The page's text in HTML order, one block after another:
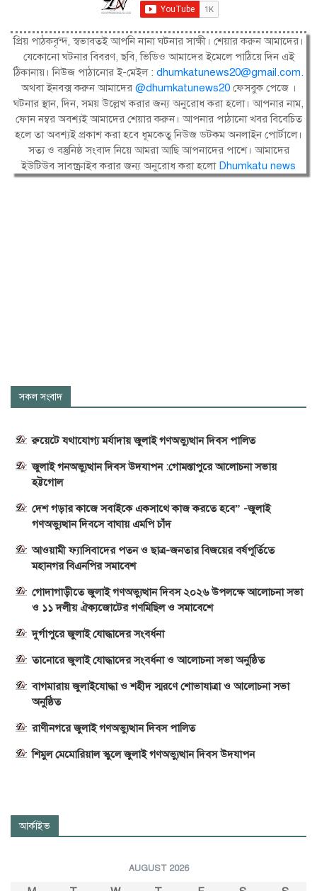
প্রিয় পাঠকবৃন্দ, স্বভাবতই আপনি নানা ঘটনার সাক্ষী। শেয়ার করুন আমাদের।
যেকোনো ঘটনার বিবরণ, ছবি, ভিডিও আমাদের ইমেলে পাঠিয়ে দিন এই
ঠিকানায়। নিউজ পাঠানোর ই-মেইল : dhumkatunews20@gmail.com.
অথবা ইনবক্স করুন আমাদের@dhumkatunews20 ফেসবুক পেজে ।
ঘটনার স্থান, দিন, সময় উল্লেখ করার জন্য অনুরোধ করা হলো। আপনার নাম,
ফোন নম্বর অবশ্যই আমাদের শেয়ার করুন। আপনার পাঠানো খবর বিবেচিত
হলে তা অবশ্যই প্রকাশ করা হবে ধূমকেতু নিউজ ডটকম অনলাইন পোর্টালে।
সত্য ও বস্তুনিষ্ঠ সংবাদ নিয়ে আমরা আছি আপনাদের পাশে। আমাদের
ইউটিউব সাবস্ক্রাইব করার জন্য অনুরোধ করা হলো Dhumkatu news
সকল সংবাদ
রুয়েটে যথাযোগ্য মর্যাদায় জুলাই গণঅভ্যুত্থান দিবস পালিত
জুলাই গনঅভ্যুত্থান দিবস উদযাপন :গোমস্তাপুরে আলোচনা সভায়
হট্টগোল
দেশ গড়ার কাজে সবাইকে একসাথে কাজ করতে হবে” -জুলাই
গণঅভ্যুত্থান দিবসে বাঘায় এমপি চাঁদ
আওয়ামী ফ্যাসিবাদের পতন ও ছাত্র-জনতার বিজয়ের বর্ষপূর্তিতে
মহানগর বিএনপির সমাবেশ
গোদাগাড়ীতে জুলাই গণঅভ্যুত্থান দিবস ২০২৬ উপলক্ষে আলোচনা সভা
ও ১১ দলীয় ঐক্যজোটের গণমিছিল ও সমাবেশে
দুর্গাপুরে জুলাই যোদ্ধাদের সংবর্ধনা
তানোরে জুলাই যোদ্ধাদের সংবর্ধনা ও আলোচনা সভা অনুষ্ঠিত
বাগমারায় জুলাইযোদ্ধা ও শহীদ স্মরণে শোভাযাত্রা ও আলোচনা সভা
অনুষ্ঠিত
রাণীনগরে জুলাই গণঅভ্যুত্থান দিবস পালিত
শিমুল মেমোরিয়াল স্কুলে জুলাই গণঅভ্যুত্থান দিবস উদযাপন
আর্কাইভ
AUGUST 2026